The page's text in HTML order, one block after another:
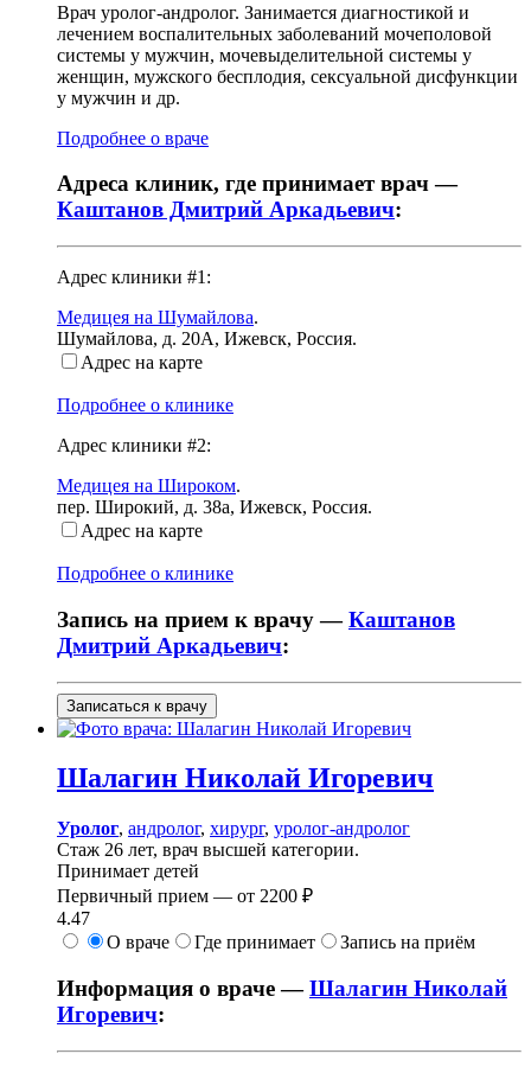
Врач уролог-андролог. Занимается диагностикой и
лечением воспалительных заболеваний мочеполовой
системы у мужчин, мочевыделительной системы у
женщин, мужского бесплодия, сексуальной дисфункции
у мужчин и др.
Подробнее о враче
Адреса клиник, где принимает врач —
Каштанов Дмитрий Аркадьевич:
Адрес клиники #1:
Медицея на Шумайлова.
Шумайлова, д. 20А, Ижевск, Россия.
Адрес на карте
Подробнее о клинике
Адрес клиники #2:
Медицея на Широком.
пер. Широкий, д. 38а, Ижевск, Россия.
Адрес на карте
Подробнее о клинике
Запись на прием к врачу —Каштанов
Дмитрий Аркадьевич:
Записаться к врачу
Шалагин Николай Игоревич
Уролог, андролог, хирург, уролог-андролог
Стаж 26 лет, врач высшей категории.
Принимает детей
Первичный прием — от 2200 ₽
4.47
О враче
Где принимает Запись на приём
Информация о враче —Шалагин Николай
Игоревич: